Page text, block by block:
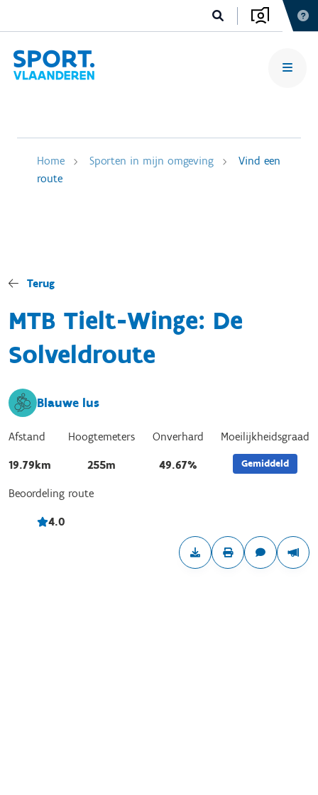
Home Sporten in mijn omgeving
Vind een
route
Terug
MTB Tielt-Winge: De
Solveldroute
Blauwe lus
Afstand
19.79km
Hoogtemeters
255m
Onverhard
49.67%
Moeilijkheidsgraad
Gemiddeld
Beoordeling route
4.0